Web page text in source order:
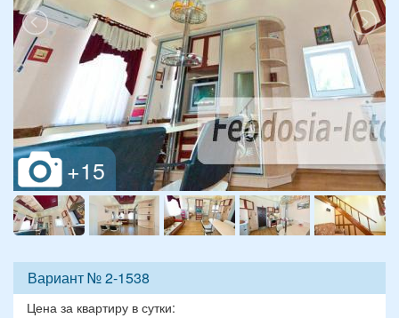
Вариант № 2-1538
Цена за квартиру в сутки: